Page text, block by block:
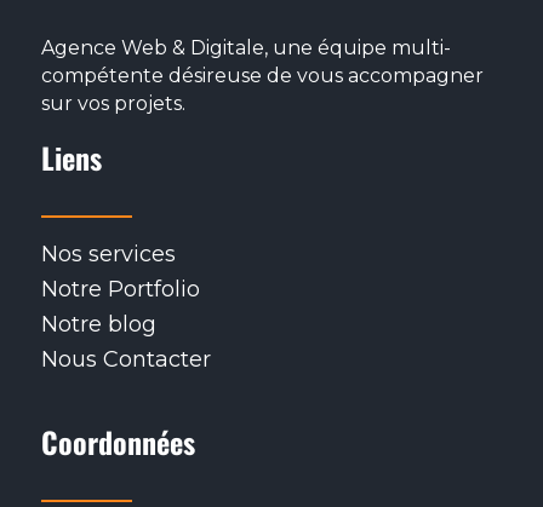
Agence Web & Digitale, une équipe multi-
compétente désireuse de vous accompagner
sur vos projets.
Liens
Nos services
Notre Portfolio
Notre blog
Nous Contacter
Coordonnées